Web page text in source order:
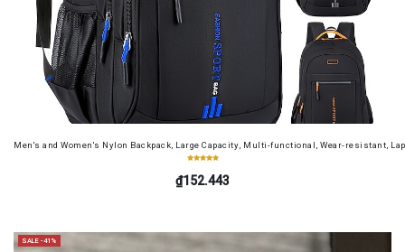
Men's and Women's Nylon Backpack, Large Capacity, Multi-functional, Wear-resistant,
₫152.443
SALE -41%